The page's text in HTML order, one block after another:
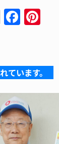
T
a
d
s
F
e
b
o
o
k
re
st
ています。